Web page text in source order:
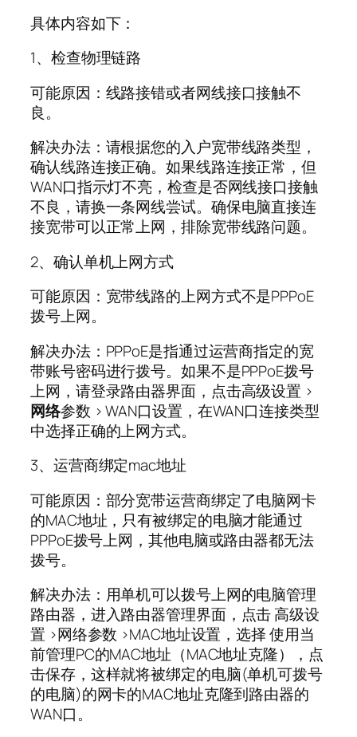
具体内容如下：
1、检查物理链路
可能原因：线路接错或者网线接口接触不
良。
解决办法：请根据您的入户宽带线路类型，
确认线路连接正确。如果线路连接正常，但
WAN口指示灯不亮，检查是否网线接口接触
不良，请换一条网线尝试。确保电脑直接连
接宽带可以正常上网，排除宽带线路问题。
2、确认单机上网方式
可能原因：宽带线路的上网方式不是PPPoE
拨号上网。
解决办法：PPPoE是指通过运营商指定的宽
带账号密码进行拨号。如果不是PPPoE拨号
上网，请登录路由器界面，点击高级设置 >
网络参数 > WAN口设置，在WAN口连接类型
中选择正确的上网方式。
3、运营商绑定mac地址
可能原因：部分宽带运营商绑定了电脑网卡
的MAC地址，只有被绑定的电脑才能通过
PPPoE拨号上网，其他电脑或路由器都无法
拨号。
解决办法：用单机可以拨号上网的电脑管理
路由器，进入路由器管理界面，点击 高级设
置 >网络参数 >MAC地址设置，选择 使用当
前管理PC的MAC地址（MAC地址克隆），点
击保存，这样就将被绑定的电脑(单机可拨号
的电脑)的网卡的MAC地址克隆到路由器的
WAN口。